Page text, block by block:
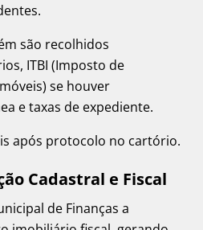
são recolhidos
ITBI (Imposto de
se houver
e taxas de expediente.
após protocolo no cartório.
Cadastral e Fiscal
de Finanças a